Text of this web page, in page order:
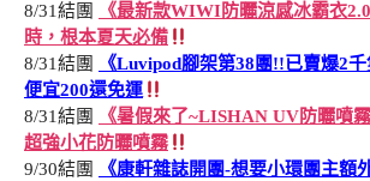
8/31結團
《最新款WIWI防曬涼感冰霸衣
時，根本夏天必備
8/31結團
《Luvipod腳架第38團!!已賣爆2
便宜200還免運
8/31結團
《暑假來了~LISHAN UV防曬噴
超強小花防曬噴霧
9/30結團
《康軒雜誌開團-想要小環團主額